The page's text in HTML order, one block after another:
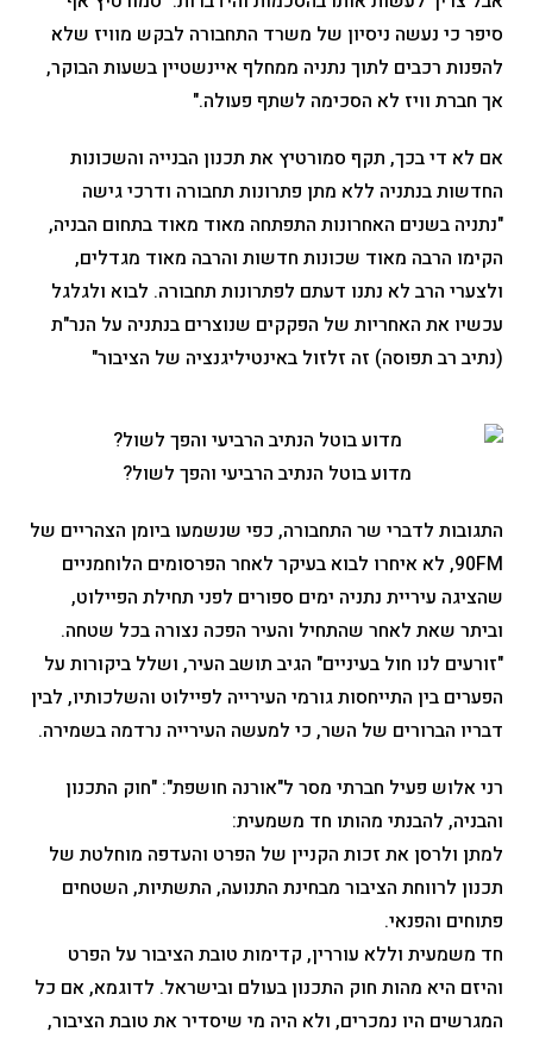
סיפר כי נעשה ניסיון של משרד התחבורה לבקש מוויז שלא
להפנות רכבים לתוך נתניה ממחלף איינשטיין בשעות הבוקר,
אך חברת וויז לא הסכימה לשתף פעולה."
אם לא די בכך, תקף סמורטיץ את תכנון הבנייה והשכונות
החדשות בנתניה ללא מתן פתרונות תחבורה ודרכי גישה
"נתניה בשנים האחרונות התפתחה מאוד מאוד בתחום הבניה,
הקימו הרבה מאוד שכונות חדשות והרבה מאוד מגדלים,
ולצערי הרב לא נתנו דעתם לפתרונות תחבורה. לבוא ולגלגל
עכשיו את האחריות של הפקקים שנוצרים בנתניה על הנר"ת
(נתיב רב תפוסה) זה זלזול באינטיליגנציה של הציבור"
מדוע בוטל הנתיב הרביעי והפך לשול?
התגובות לדברי שר התחבורה, כפי שנשמעו ביומן הצהריים של
90FM, לא איחרו לבוא בעיקר לאחר הפרסומים הלוחמניים
שהציגה עיריית נתניה ימים ספורים לפני תחילת הפיילוט,
וביתר שאת לאחר שהתחיל והעיר הפכה נצורה בכל שטחה.
"זורעים לנו חול בעיניים" הגיב תושב העיר, ושלל ביקורות על
הפערים בין התייחסות גורמי העירייה לפיילוט והשלכותיו, לבין
דבריו הברורים של השר, כי למעשה העירייה נרדמה בשמירה.
רני אלוש פעיל חברתי מסר ל"אורנה חושפת": "חוק התכנון
והבניה, להבנתי מהותו חד משמעית:
למתן ולרסן את זכות הקניין של הפרט והעדפה מוחלטת של
תכנון לרווחת הציבור מבחינת התנועה, התשתיות, השטחים
פתוחים והפנאי.
חד משמעית וללא עוררין, קדימות טובת הציבור על הפרט
והיזם היא מהות חוק התכנון בעולם ובישראל. לדוגמא, אם כל
המגרשים היו נמכרים, ולא היה מי שיסדיר את טובת הציבור,